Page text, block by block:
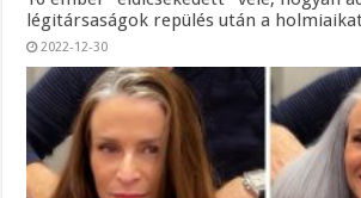
légitársaságok repülés után a
2022-12-30